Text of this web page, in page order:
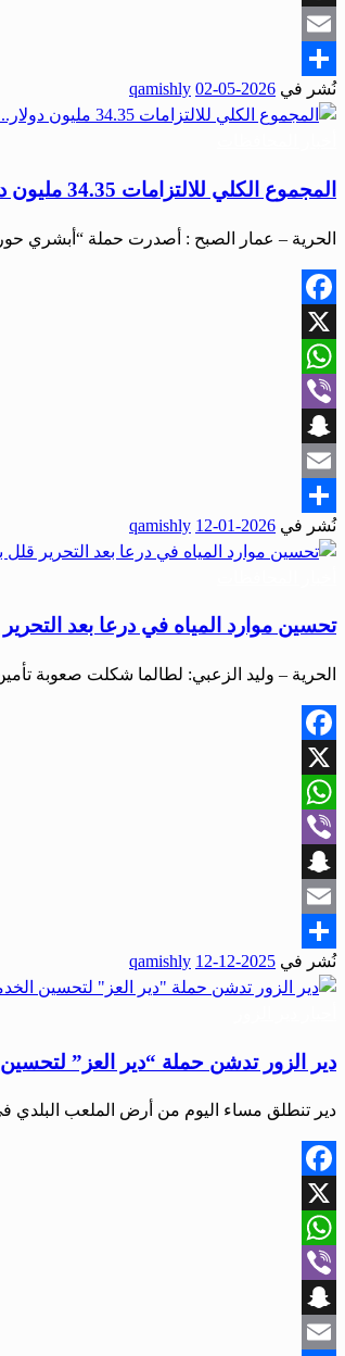
Snapchat
Email
Share
نُشر في 2026-05-02
qamishly
المجموع الكلي للالتزامات 34.35 مليون دولار.. “أبشري حوران” تكشف عن تفاصيل برامجها
الحرية – عمار الصبح : أصدرت حملة “أبشري
Facebook
X
WhatsApp
Viber
Snapchat
Email
Share
نُشر في 2026-01-12
qamishly
تحسين موارد المياه في درعا بعد
الحرية – وليد الزعبي: لطالما شكلت صعوبة
Facebook
X
WhatsApp
Viber
Snapchat
Email
Share
نُشر في 2025-12-12
qamishly
دير الزور تدشن حملة “دير العز”
دير تنطلق مساء اليوم من أرض الملعب البلدي
Facebook
X
WhatsApp
Viber
Snapchat